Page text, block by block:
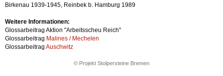
Birkenau 1939-1945, Reinbek b. Hamburg 1989
Weitere Informationen:
Glossarbeitrag Aktion "Arbeitsscheu Reich"
Glossarbeitrag Malines / Mechelen
Glossarbeitrag Auschwitz
© Projekt Stolpersteine Bremen